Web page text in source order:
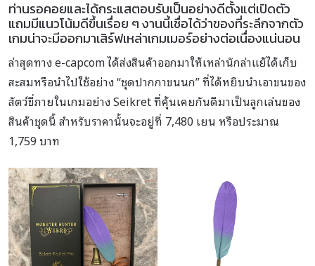
ท่านรอคอยและได้กระแสตอบรับเป็นอย่างดีตั้งแต่เปิดตัว
แถมมีแนวโน้มดีขึ้นเรื่อย ๆ งานนี้เชื่อได้ว่าของที่ระลึกจากตัว
เกมน่าจะมีออกมาเสิร์ฟเหล่าเกมเมอร์อย่างต่อเนื่องแน่นอน
ล่าสุดทาง e-capcom ได้ส่งสินค้าออกมาให้เหล่านักล่าแย้ได้เก็บ
สะสมหรือนำไปใช้อย่าง “ชุดปากกาขนนก” ที่ได้หยิบนำเอาขนของ
สัตว์ขี่ภายในเกมอย่าง Seikret ที่คุ้นเคยกันดีมาเป็นลูกเล่นของ
สินค้าชุดนี้ สำหรับราคานั้นจะอยู่ที่ 7,480 เยน หรือประมาณ
1,759 บาท